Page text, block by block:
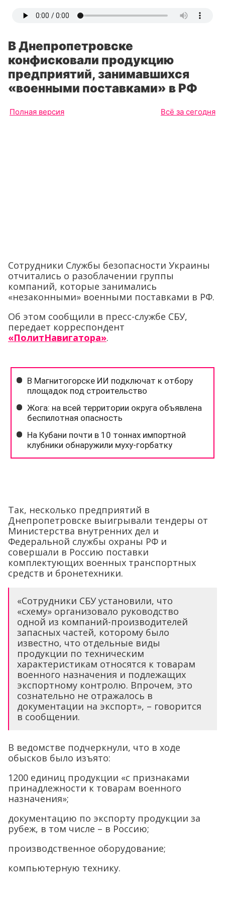
В Днепропетровске
конфисковали продукцию
предприятий, занимавшихся
«военными поставками» в РФ
Полная версия Всё за сегодня
Сотрудники Службы безопасности Украины
отчитались о разоблачении группы
компаний, которые занимались
«незаконными» военными поставками в РФ.
Об этом сообщили в пресс-службе СБУ,
передает корреспондент
«ПолитНавигатора».
Так, несколько предприятий в
Днепропетровске выигрывали тендеры от
Министерства внутренних дел и
Федеральной службы охраны РФ и
совершали в Россию поставки
комплектующих военных транспортных
средств и бронетехники.
«Сотрудники СБУ установили, что
«схему» организовало руководство
одной из компаний-производителей
запасных частей, которому было
известно, что отдельные виды
продукции по техническим
характеристикам относятся к товарам
военного назначения и подлежащих
экспортному контролю. Впрочем, это
сознательно не отражалось в
документации на экспорт», – говорится
в сообщении.
В ведомстве подчеркнули, что в ходе
обысков было изъято:
1200 единиц продукции «с признаками
принадлежности к товарам военного
назначения»;
документацию по экспорту продукции за
рубеж, в том числе – в Россию;
производственное оборудование;
компьютерную технику.